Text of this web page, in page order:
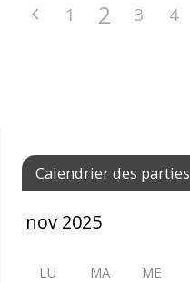
1 2 3 4
Calendrier des parties
LU MA ME